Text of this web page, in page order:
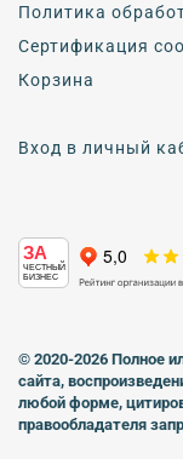
Политика
Сертификация
Корзина
Вход в личный
ЗА
ЧЕСТНЫЙ
БИЗНЕС
© 2020-2026 Полное
сайта,
любой форме,
правообладателя